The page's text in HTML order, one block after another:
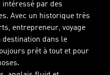
par des
Avec un historique très
entrepreneur, voyage
destination dans le
prêt à tout et pour